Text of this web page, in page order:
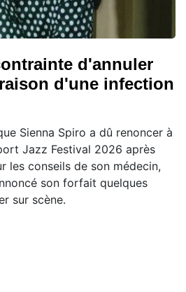
d'annuler
d'une infection
Sienna Spiro a dû renoncer à
Jazz Festival 2026 après
les conseils de son médecin,
son forfait quelques
sur scène.